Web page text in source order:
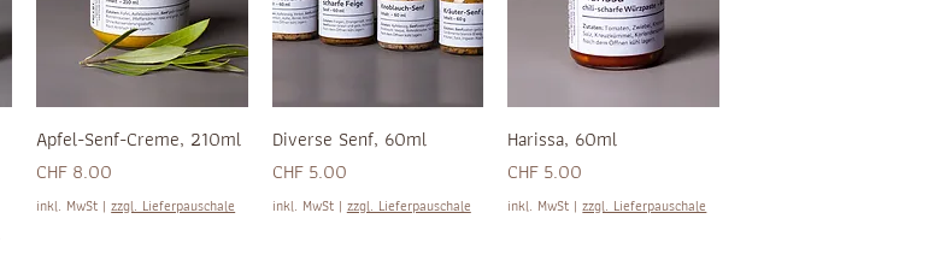
Apfel-Senf-Creme, 210ml
Preis
CHF 8.00
inkl. MwSt |zzgl. Lieferpauschale
Diverse Senf, 60ml
Preis
CHF 5.00
inkl. MwSt| zzgl. Lieferpauschale
Harissa, 60ml
Preis
CHF 5.00
inkl. MwSt |zzgl. Lieferpauschale